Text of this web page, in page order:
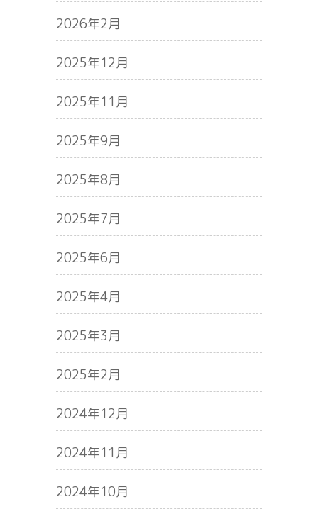
2026年2月
2025年12月
2025年11月
2025年9月
2025年8月
2025年7月
2025年6月
2025年4月
2025年3月
2025年2月
2024年12月
2024年11月
2024年10月